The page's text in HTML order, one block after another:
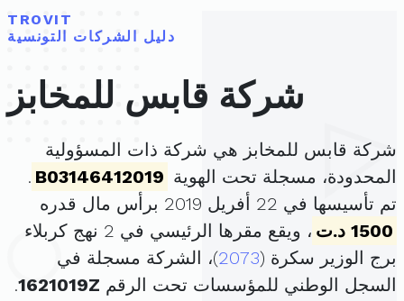
TROVIT
دليل الشركات التونسية
شركة قابس للمخابز
شركة قابس للمخابز هي شركة ذات المسؤولية
المحدودة، مسجلة تحت الهوية B03146412019
.
تم تأسيسها في 22 أفريل 2019 برأس مال قدره
1500 د.ت
، ويقع مقرها الرئيسي في 2 نهج كربلاء
برج الوزير سكرة (2073)، الشركة مسجلة في
السجل الوطني للمؤسسات تحت الرقم 1621019Z
.